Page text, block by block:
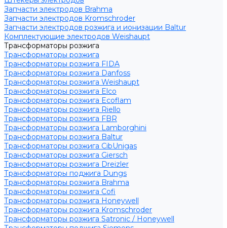
Запчасти электродов Brahma
Запчасти электродов Kromschroder
Запчасти электродов розжига и ионизации Baltur
Комплектующие электродов Weishaupt
Трансформаторы розжига
Трансформаторы розжига
Трансформаторы розжига FIDA
Трансформаторы розжига Danfoss
Трансформаторы розжига Weishaupt
Трансформаторы розжига Elco
Трансформаторы розжига Ecoflam
Трансформаторы розжига Riello
Трансформаторы розжига FBR
Трансформаторы розжига Lamborghini
Трансформаторы розжига Baltur
Трансформаторы розжига CibUnigas
Трансформаторы розжига Giersch
Трансформаторы розжига Dreizler
Трансформаторы поджига Dungs
Трансформаторы розжига Brahma
Трансформаторы розжига Cofi
Трансформаторы розжига Honeywell
Трансформаторы розжига Kromschroder
Трансформаторы розжига Satronic / Honeywell